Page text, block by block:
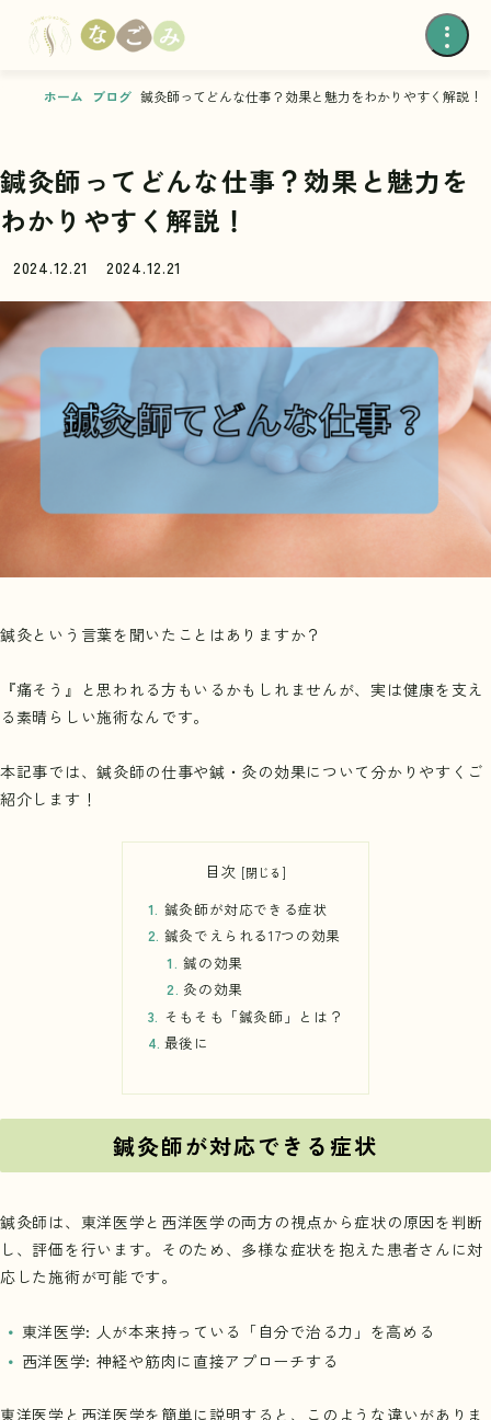
ホーム ブログ 鍼灸師ってどんな仕事？効果と魅力をわかりやすく解説！
鍼灸師ってどんな仕事？効果と魅力を
わかりやすく解説！
2024.12.21 2024.12.21
鍼灸という言葉を聞いたことはありますか？
『痛そう』と思われる方もいるかもしれませんが、実は健康を支え
る素晴らしい施術なんです。
本記事では、鍼灸師の仕事や鍼・灸の効果について分かりやすくご
紹介します！
目次
鍼灸師が対応できる症状
鍼灸でえられる17つの効果
鍼の効果
灸の効果
そもそも「鍼灸師」とは？
最後に
鍼灸師が対応できる症状
鍼灸師は、東洋医学と西洋医学の両方の視点から症状の原因を判断
し、評価を行います。そのため、多様な症状を抱えた患者さんに対
応した施術が可能です。
東洋医学: 人が本来持っている「自分で治る力」を高める
西洋医学: 神経や筋肉に直接アプローチする
東洋医学と西洋医学を簡単に説明すると、このような違いがありま